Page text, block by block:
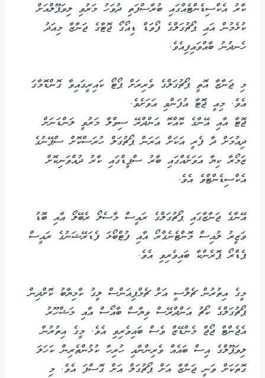
ކާރު އެކްސިޑެންޓެއްގައި ބުރާސްފަތި ދުވަހު މަރުވި ލިވަޕޫލްއަށް
ކުޅެމުން އައި ޕޯޗުގަލްގެ ފޯވަޑް ޑިއޯގޯ ޖޮޓާގެ ޖަނާޒާ މިއަދު
ހެނދުނު ބާއްވައިފިއެވެ.
މި ޖަނާޒާ އޮތީ ޕޯޗުގަލްގެ ވެރިރަށް ޕޯޓޯ ކައިރީގައިވާ ގޮންޑޮމާގަ
އެވެ. މިއީ ޖޮޓާ އުފަންވި އަވަށެވެ.
ޖޮޓާ އާއި އޭނާގެ ކޮއްކޮ އަންދްރޭ ސިވްލާ މަރުވީ ލަންޑަނަށް
ދިއުމަށް ދާ ފެރީ އަކަށް އަރަން ޕޯޗުގަލް ހުރަސްކޮށް ސްޕޭނުގެ
ޒަމޯރާ ކިޔާ އަވަށެއްގައި ބާރު ސްޕީޑްގައި ކާރު ދުއްވަނިކޮށް
އެކްސިޑެންޓްވެ އެވެ.
އޭނާގެ ޖަނާޒާގައި ޕޯޗުގަލްގެ ރައީސް މާސެލޯ ރެބޭލޯ އާއި ބޮޑު
ވަޒީރު ލުއިސް މޮންޓެނެގްރޯ އާއި ފުޓްބޯޅަ ފެޑަރޭޝަނުގެ ރައީސް
ޕެޑްރޯ ޕޮރެންކާ ބައިވެރިވި އެވެ.
މީގެ އިތުރުން ޗެލްސީ އަށް ޗެމްޕިއަންސް ލީގު ކާމިޔާބު ކޮށްދިން
ޕޯޗުގަލްގެ ކޯޗު އަންދްރޭސް ވިޔާސް ބާއޯސް އާއި މަޝްހޫރު
އެޖެންޓް ޖޯޖް މެންޑޭޒް ވެސް ބައިވެރިވި އެވެ. މީގެ އިތުރުން
ލިވަޕޫލްގެ އިސް ބައެއް ވެރިންނާއި ހުރިހާ ކުޅުންތެރިން ކަހަލަ
ގޮތަކަށް ވަނީ ޖަނާޒާ އަށް ޕޯޗުގަލް އަށް ގޮސްފަ އެވެ. މި